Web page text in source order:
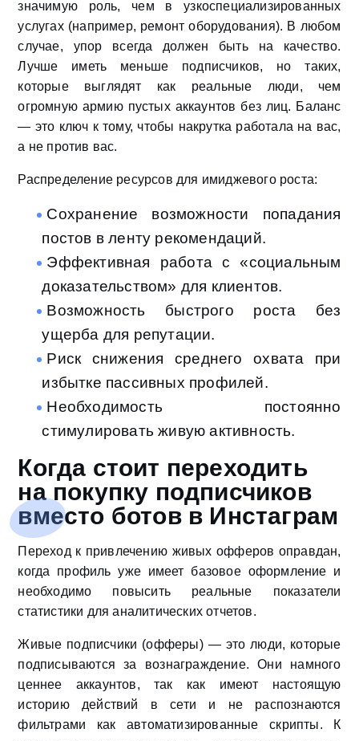
значимую роль, чем в узкоспециализированных
услугах (например, ремонт оборудования). В любом
случае, упор всегда должен быть на качество.
Лучше иметь меньше подписчиков, но таких,
которые выглядят как реальные люди, чем
огромную армию пустых аккаунтов без лиц. Баланс
— это ключ к тому, чтобы накрутка работала на вас,
а не против вас.
Распределение ресурсов для имиджевого роста:
Сохранение возможности попадания
постов в ленту рекомендаций.
Эффективная работа с «социальным
доказательством» для клиентов.
Возможность быстрого роста без
ущерба для репутации.
Риск снижения среднего охвата при
избытке пассивных профилей.
Необходимость постоянно
стимулировать живую активность.
Когда стоит переходить
на покупку подписчиков
вместо ботов в Инстаграм
Переход к привлечению живых офферов оправдан,
когда профиль уже имеет базовое оформление и
необходимо повысить реальные показатели
статистики для аналитических отчетов.
Живые подписчики (офферы) — это люди, которые
подписываются за вознаграждение. Они намного
ценнее аккаунтов, так как имеют настоящую
историю действий в сети и не распознаются
фильтрами как автоматизированные скрипты. К